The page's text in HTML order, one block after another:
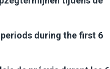
during the first 6